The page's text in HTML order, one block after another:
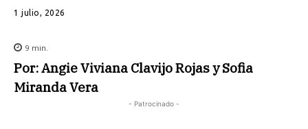
1 julio, 2026
9 min.
Por: Angie Viviana Clavijo Rojas y Sofia
Miranda Vera
- Patrocinado -